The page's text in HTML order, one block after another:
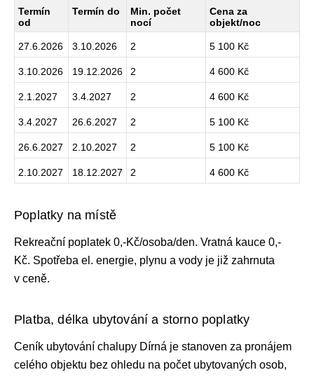
Termín
od
Termín do
Min. počet
nocí
Cena za
objekt/noc
27.6.2026 3.10.2026 2 5 100 Kč
3.10.2026 19.12.2026 2 4 600 Kč
2.1.2027 3.4.2027 2 4 600 Kč
3.4.2027 26.6.2027 2 5 100 Kč
26.6.2027 2.10.2027 2 5 100 Kč
2.10.2027 18.12.2027 2 4 600 Kč
Poplatky na místě
Rekreační poplatek 0,-Kč/osoba/den. Vratná kauce 0,-
Kč. Spotřeba el. energie, plynu a vody je již zahrnuta
v ceně.
Platba, délka ubytování a storno poplatky
Ceník ubytování chalupy Dírná je stanoven za pronájem
celého objektu bez ohledu na počet ubytovaných osob,